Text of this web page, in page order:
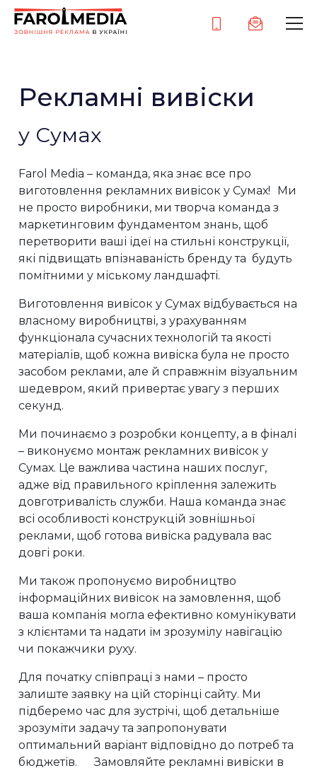
Рекламні вивіски
у Сумах
Farol Media – команда, яка знає все про
виготовлення рекламних вивісок у Сумах! Ми
не просто виробники, ми творча команда з
маркетинговим фундаментом знань, щоб
перетворити ваші ідеї на стильні конструкції,
які підвищать впізнаваність бренду та будуть
помітними у міському ландшафті.
Виготовлення вивісок у Сумах відбувається на
власному виробництві, з урахуванням
функціонала сучасних технологій та якості
матеріалів, щоб кожна вивіска була не просто
засобом реклами, але й справжнім візуальним
шедевром, який привертає увагу з перших
секунд.
Ми починаємо з розробки концепту, а в фіналі
– виконуємо монтаж рекламних вивісок у
Сумах. Це важлива частина наших послуг,
адже від правильного кріплення залежить
довготривалість служби. Наша команда знає
всі особливості конструкцій зовнішньої
реклами, щоб готова вивіска радувала вас
довгі роки.
Ми також пропонуємо виробництво
інформаційних вивісок на замовлення, щоб
ваша компанія могла ефективно комунікувати
з клієнтами та надати їм зрозумілу навігацію
чи покажчики руху.
Для початку співпраці з нами – просто
залиште заявку на цій сторінці сайту. Ми
підберемо час для зустрічі, щоб детальніше
зрозуміти задачу та запропонувати
оптимальний варіант відповідно до потреб та
бюджетів. Замовляйте рекламні вивіски в